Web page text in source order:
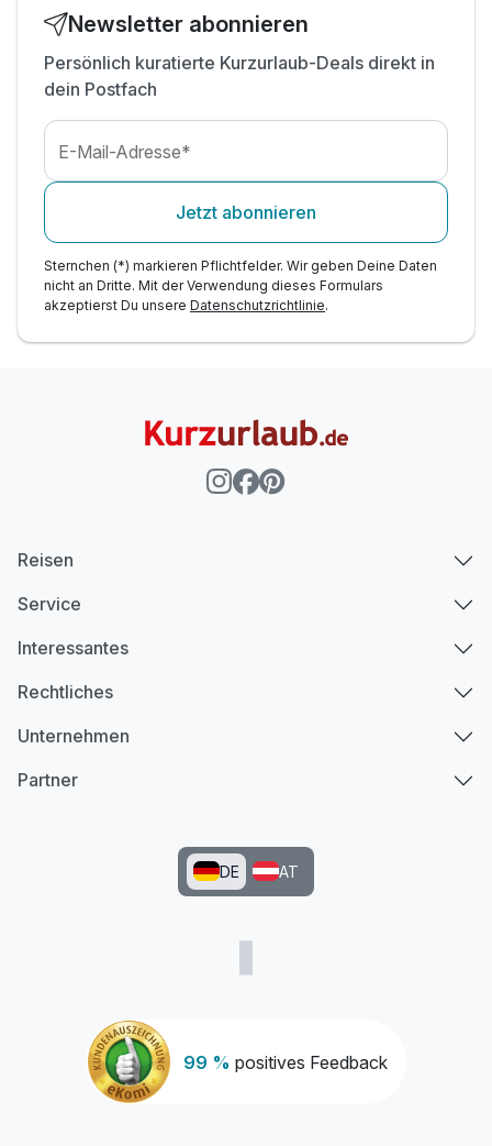
Newsletter abonnieren
Persönlich kuratierte Kurzurlaub-Deals direkt in
dein Postfach
E-Mail-Adresse*
Jetzt abonnieren
Sternchen (*) markieren Pflichtfelder. Wir geben Deine Daten
nicht an Dritte. Mit der Verwendung dieses Formulars
akzeptierst Du unsere Datenschutzrichtlinie.
99 % positives Feedback
Reisen
Service
Interessantes
Rechtliches
Unternehmen
Partner
DE AT